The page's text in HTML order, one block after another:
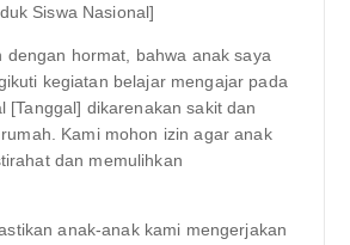
Siswa Nasional]
dengan hormat, bahwa anak saya
kegiatan belajar mengajar pada
[Tanggal] dikarenakan sakit dan
Kami mohon izin agar anak
dan memulihkan
anak-anak kami mengerjakan